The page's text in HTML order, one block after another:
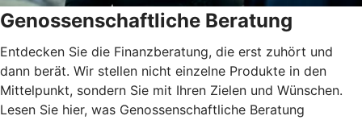
Genossenschaftliche Beratung
Entdecken Sie die Finanzberatung, die erst zuhört und
dann berät. Wir stellen nicht einzelne Produkte in den
Mittelpunkt, sondern Sie mit Ihren Zielen und Wünschen.
Lesen Sie hier, was Genossenschaftliche Beratung